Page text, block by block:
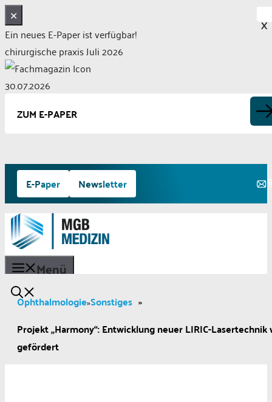
✕
Ein neues E-Paper ist verfügbar!
chirurgische praxis Juli 2026
30.07.2026
ZUM E-PAPER
Zum
Inhalt
springen
E-Paper Newsletter
Menü
Ophthalmologie»Sonstiges »
Projekt „Harmony“: Entwicklung neuer LIRIC-Lasertechnik
gefördert
X